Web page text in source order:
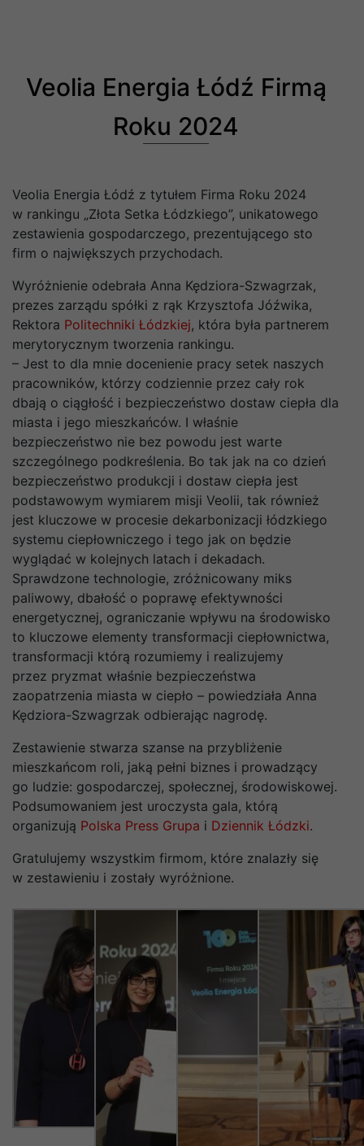
Veolia Energia Łódź Firmą
Roku 2024
Veolia Energia Łódź z tytułem Firma Roku 2024
w rankingu „Złota Setka Łódzkiego”, unikatowego
zestawienia gospodarczego, prezentującego sto
firm o największych przychodach.
Wyróżnienie odebrała Anna Kędziora-Szwagrzak,
prezes zarządu spółki z rąk Krzysztofa Jóźwika,
Rektora Politechniki Łódzkiej, która była partnerem
merytorycznym tworzenia rankingu.
– Jest to dla mnie docenienie pracy setek naszych
pracowników, którzy codziennie przez cały rok
dbają o ciągłość i bezpieczeństwo dostaw ciepła dla
miasta i jego mieszkańców. I właśnie
bezpieczeństwo nie bez powodu jest warte
szczególnego podkreślenia. Bo tak jak na co dzień
bezpieczeństwo produkcji i dostaw ciepła jest
podstawowym wymiarem misji Veolii, tak również
jest kluczowe w procesie dekarbonizacji łódzkiego
systemu ciepłowniczego i tego jak on będzie
wyglądać w kolejnych latach i dekadach.
Sprawdzone technologie, zróżnicowany miks
paliwowy, dbałość o poprawę efektywności
energetycznej, ograniczanie wpływu na środowisko
to kluczowe elementy transformacji ciepłownictwa,
transformacji którą rozumiemy i realizujemy
przez pryzmat właśnie bezpieczeństwa
zaopatrzenia miasta w ciepło – powiedziała Anna
Kędziora-Szwagrzak odbierając nagrodę.
Zestawienie stwarza szanse na przybliżenie
mieszkańcom roli, jaką pełni biznes i prowadzący
go ludzie: gospodarczej, społecznej, środowiskowej.
Podsumowaniem jest uroczysta gala, którą
organizują Polska Press Grupa i Dziennik Łódzki.
Gratulujemy wszystkim firmom, które znalazły się
w zestawieniu i zostały wyróżnione.